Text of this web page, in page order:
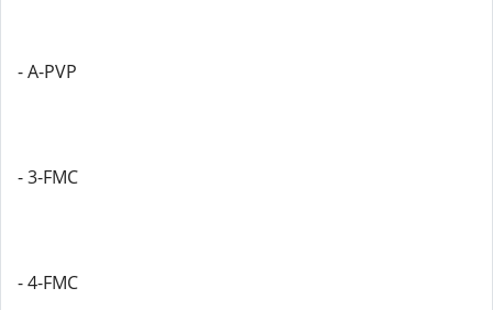
- A-PVP
- 3-FMC
- 4-FMC